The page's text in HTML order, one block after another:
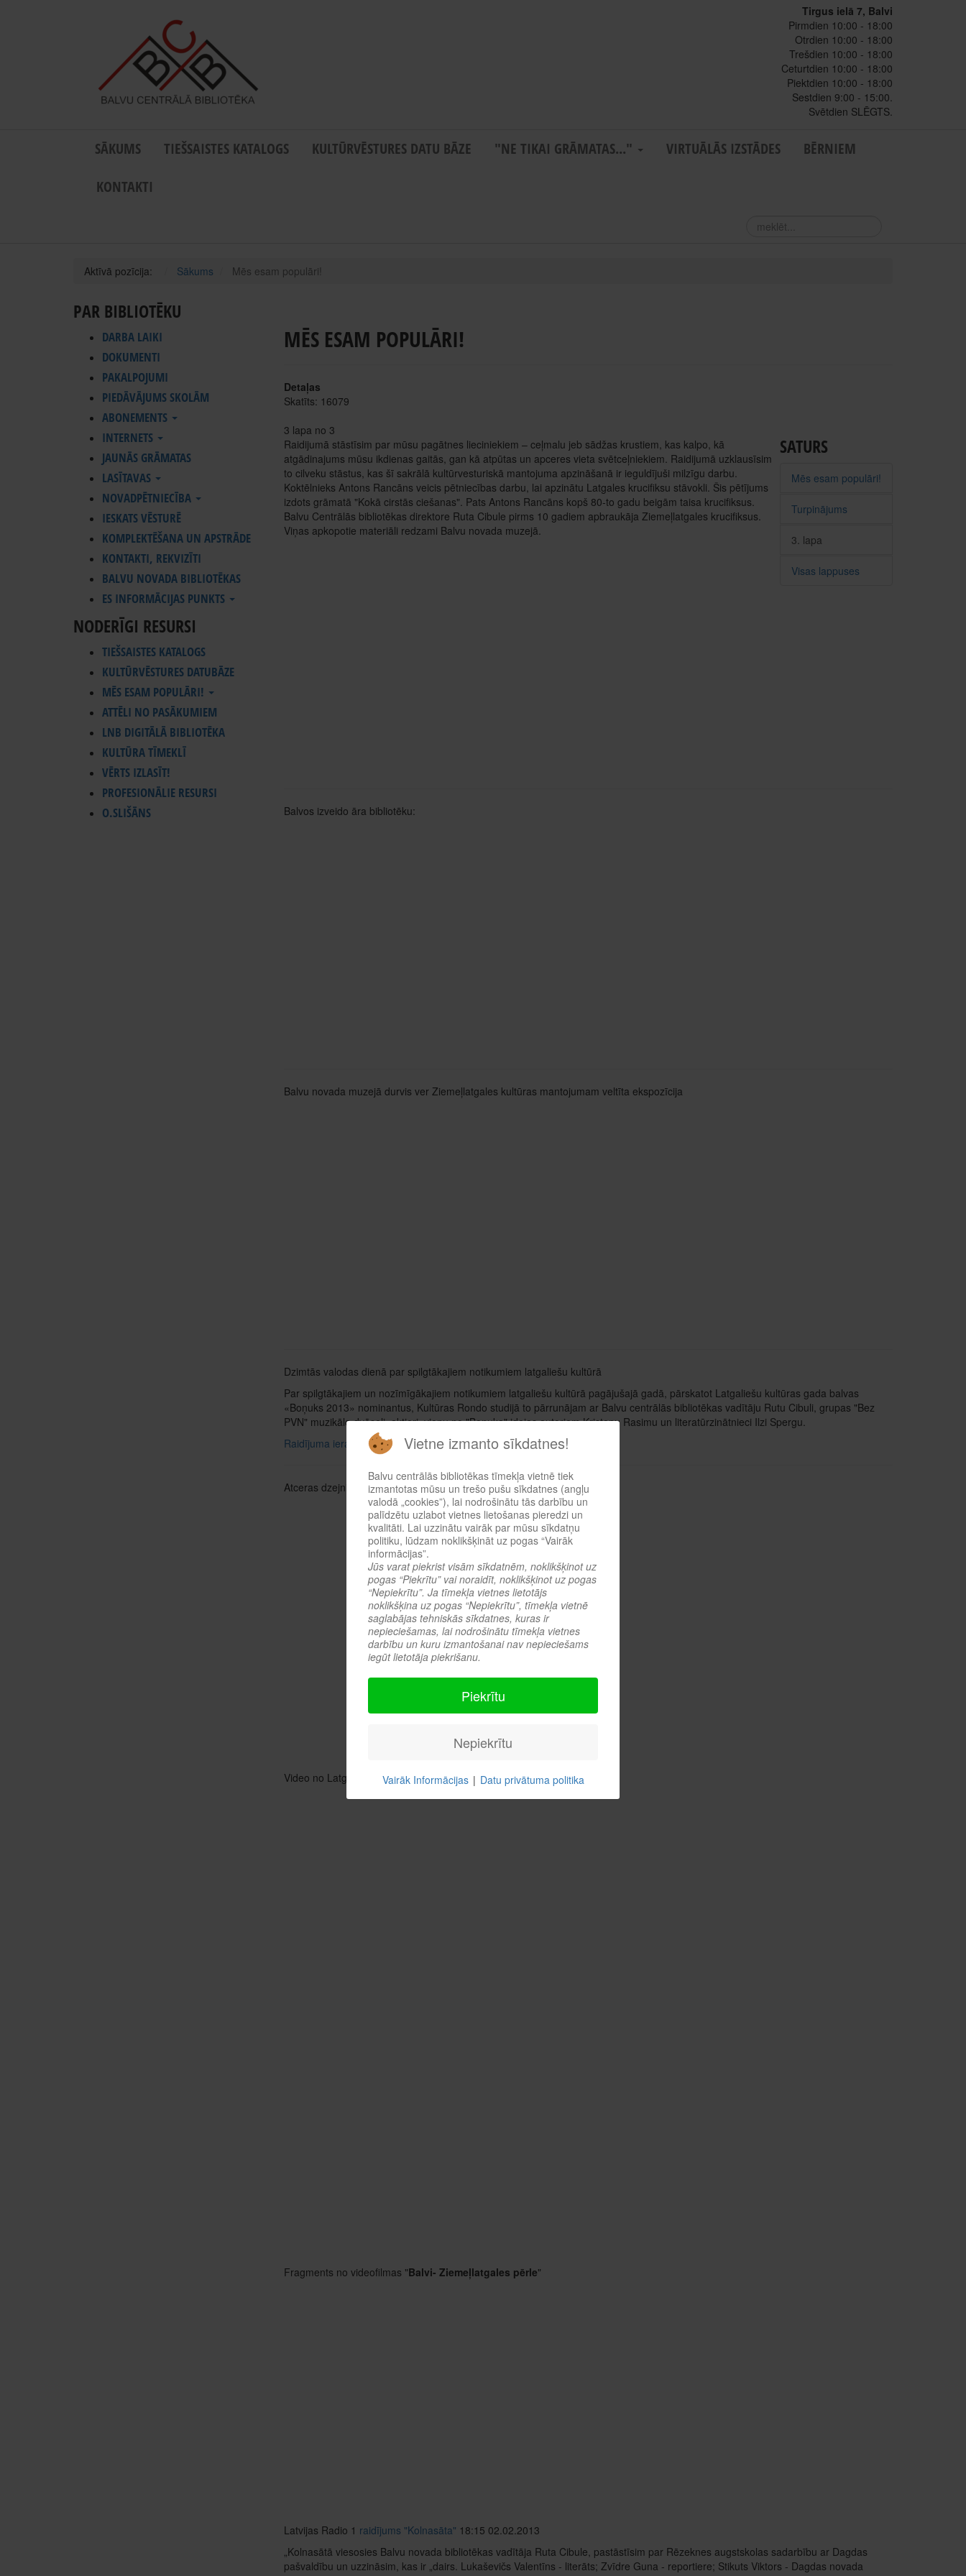
Tirgus ielā 7, Balvi
Pirmdien 10:00 - 18:00
Otrdien 10:00 - 18:00
Trešdien 10:00 - 18:00
Ceturtdien 10:00 - 18:00
Piektdien 10:00 - 18:00
Sestdien 9:00 - 15:00.
Svētdien SLĒGTS.
SĀKUMS TIEŠSAISTES KATALOGS KULTŪRVĒSTURES DATU BĀZE "NE TIKAI GRĀMATAS..." VIRTUĀLĀS IZSTĀDES
BĒRNIEM
KONTAKTI
meklēt...
Aktīvā pozīcija: Sākums Mēs esam populāri!
PAR BIBLIOTĒKU
DARBA LAIKI
DOKUMENTI
PAKALPOJUMI
PIEDĀVĀJUMS SKOLĀM
ABONEMENTS
INTERNETS
JAUNĀS GRĀMATAS
LASĪTAVAS
NOVADPĒTNIECĪBA
IESKATS VĒSTURĒ
KOMPLEKTĒŠANA UN APSTRĀDE
KONTAKTI, REKVIZĪTI
BALVU NOVADA BIBLIOTĒKAS
ES INFORMĀCIJAS PUNKTS
NODERĪGI RESURSI
TIEŠSAISTES KATALOGS
KULTŪRVĒSTURES DATUBĀZE
MĒS ESAM POPULĀRI!
ATTĒLI NO PASĀKUMIEM
LNB DIGITĀLĀ BIBLIOTĒKA
KULTŪRA TĪMEKLĪ
VĒRTS IZLASĪT!
PROFESIONĀLIE RESURSI
O.SLIŠĀNS
MĒS ESAM POPULĀRI!
Detaļas
Skatīts: 16079
SATURS
Mēs esam populāri!
Turpinājums
3. lapa
Visas lappuses
3 lapa no 3
Raidijumā stāstīsim par mūsu pagātnes lieciniekiem – ceļmalu jeb sādžas krustiem, kas kalpo, kā
atgādinajums mūsu ikdienas gaitās, gan kā atpūtas un apceres vieta svētceļniekiem. Raidijumā uzklausīsim
to cilveku stāstus, kas šī sakrālā kultūrvesturiskā mantojuma apzināšanā ir ieguldījuši milzīgu darbu.
Koktēlnieks Antons Rancāns veicis pētniecības darbu, lai apzinātu Latgales krucifiksu stāvokli. Šis pētījums
izdots grāmatā "Kokā cirstās ciešanas". Pats Antons Rancāns kopš 80-to gadu beigām taisa krucifiksus.
Balvu Centrālās bibliotēkas direktore Ruta Cibule pirms 10 gadiem apbraukāja Ziemeļlatgales krucifiksus.
Viņas apkopotie materiāli redzami Balvu novada muzejā.
Balvos izveido āra bibliotēku:
Balvu novada muzejā durvis ver Ziemeļlatgales kultūras mantojumam veltīta ekspozīcija
Dzimtās valodas dienā par spilgtākajiem notikumiem latgaliešu kultūrā
Par spilgtākajiem un nozīmīgākajiem notikumiem latgaliešu kultūrā pagājušajā gadā, pārskatot Latgaliešu kultūras gada balvas
«Boņuks 2013» nominantus, Kultūras Rondo studijā to pārrunājam ar Balvu centrālās bibliotēkas vadītāju Rutu Cibuli, grupas "Bez
PVN" muzikālo dvēseli, aktieri, vienu no "Boņuka" idejas autoriem Kristapu Rasimu un literatūrzinātnieci Ilzi Spergu.
Raidījuma ieraksts Latvijas Radio 1
Atceras dzejnieku Antonu Slišānu
Video no Latgaliešu gada kultūras balvas „Boņuks 2012”:
Fragments no videofilmas "Balvi- Ziemeļlatgales pērle"
Latvijas Radio 1 raidījums "Kolnasāta" 18:15 02.02.2013
„Kolnasātā viesosies Balvu novada bibliotēkas vadītāja Ruta Cibule, pastāstīsim par Rēzeknes augstskolas sadarbību ar Dagdas
pašvaldību un uzzināsim, kas ir „dairs. Lukaševičs Valentīns - literāts; Zvīdre Guna - reportiere; Stikuts Viktors - Dagdas novada
Vietne izmanto sīkdatnes!
Balvu centrālās bibliotēkas tīmekļa vietnē tiek
izmantotas mūsu un trešo pušu sīkdatnes (angļu
valodā „cookies”), lai nodrošinātu tās darbību un
palīdzētu uzlabot vietnes lietošanas pieredzi un
kvalitāti. Lai uzzinātu vairāk par mūsu sīkdatņu
politiku, lūdzam noklikšķināt uz pogas “Vairāk
informācijas”.
Jūs varat piekrist visām sīkdatnēm, noklikšķinot uz
pogas “Piekrītu” vai noraidīt, noklikšķinot uz pogas
“Nepiekrītu”. Ja tīmekļa vietnes lietotājs
noklikšķina uz pogas “Nepiekrītu”, tīmekļa vietnē
saglabājas tehniskās sīkdatnes, kuras ir
nepieciešamas, lai nodrošinātu tīmekļa vietnes
darbību un kuru izmantošanai nav nepieciešams
iegūt lietotāja piekrišanu.
Piekrītu
Nepiekrītu
Vairāk Informācijas | Datu privātuma politika